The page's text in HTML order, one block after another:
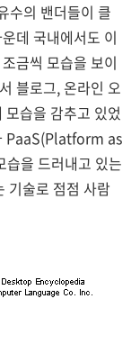
수의 밴더들이 클
데 국내에서도 이
금씩 모습을 보이
블로그, 온라인 오
습을 감추고 있었
PaaS(Platform as
을 드러내고 있는
기술로 점점 사람